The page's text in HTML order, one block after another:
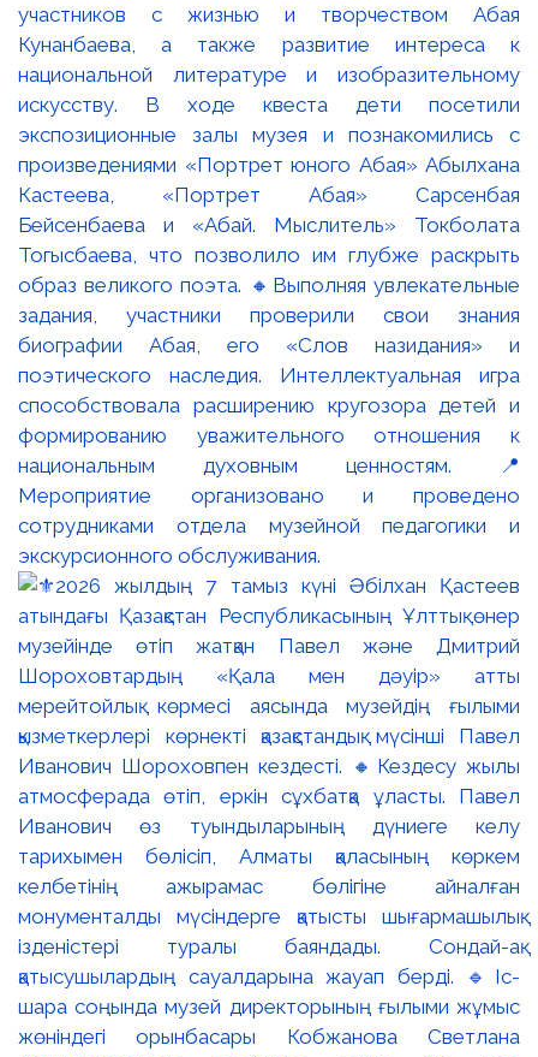
участников с жизнью и творчеством Абая
Кунанбаева, а также развитие интереса к
национальной литературе и изобразительному
искусству. В ходе квеста дети посетили
экспозиционные залы музея и познакомились с
произведениями «Портрет юного Абая» Абылхана
Кастеева, «Портрет Абая» Сарсенбая
Бейсенбаева и «Абай. Мыслитель» Токболата
Тогысбаева, что позволило им глубже раскрыть
образ великого поэта. 🔸Выполняя увлекательные
задания, участники проверили свои знания
биографии Абая, его «Слов назидания» и
поэтического наследия. Интеллектуальная игра
способствовала расширению кругозора детей и
формированию уважительного отношения к
национальным духовным ценностям. 📍
Мероприятие организовано и проведено
сотрудниками отдела музейной педагогики и
экскурсионного обслуживания.